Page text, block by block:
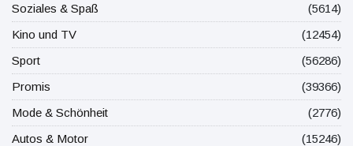
Soziales & Spaß
(5614)
Kino und TV
(12454)
Sport
(56286)
Promis
(39366)
Mode & Schönheit
(2776)
Autos & Motor
(15246)